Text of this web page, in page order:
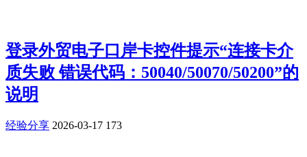
登录外贸电子口岸卡控件提示“连接卡介
质失败 错误代码：50040/50070/50200”的
说明
经验分享 2026-03-17 173